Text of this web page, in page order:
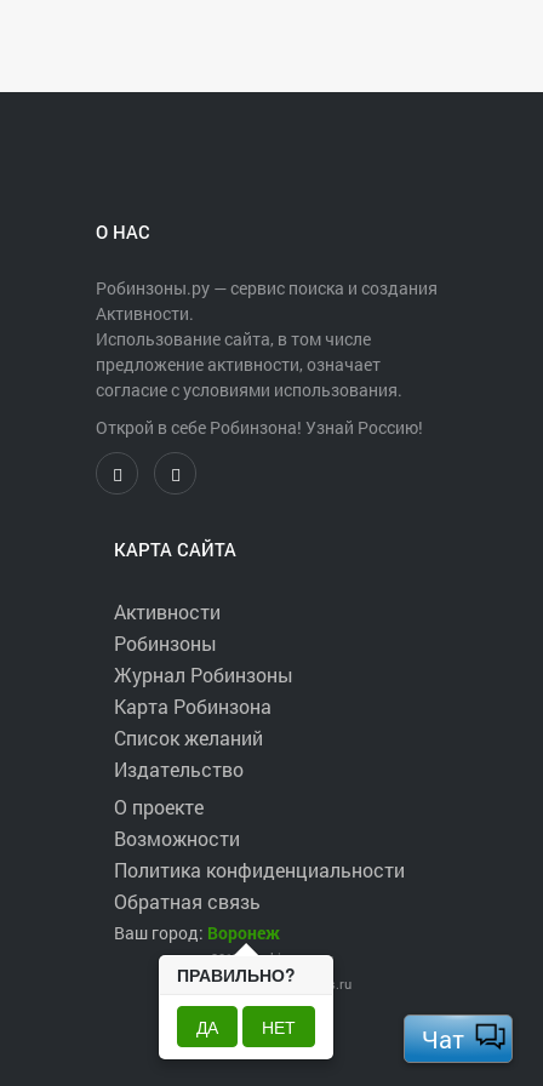
Тел. организатора: 8 910 340 81 95
О НАС
Робинзоны.ру — сервис поиска и создания
Активности.
Использование сайта, в том числе
предложение активности, означает
согласие с условиями использования.
Открой в себе Робинзона! Узнай Россию!
КАРТА САЙТА
Активности
Робинзоны
Журнал Робинзоны
Карта Робинзона
Список желаний
Издательство
О проекте
Возможности
Политика конфиденциальности
Обратная связь
Ваш город: Воронеж
ПРАВИЛЬНО?
ДА НЕТ
2017 ©robinzons.ru
robinzons@robinzons.ru
Чат